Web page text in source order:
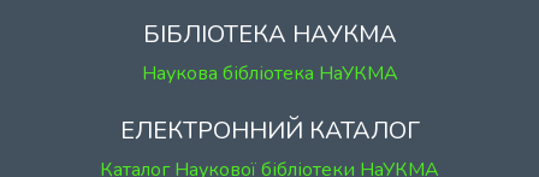
БІБЛІОТЕКА НАУКМА
Наукова бібліотека НаУКМА
ЕЛЕКТРОННИЙ КАТАЛОГ
Каталог Наукової бібліотеки НаУКМА